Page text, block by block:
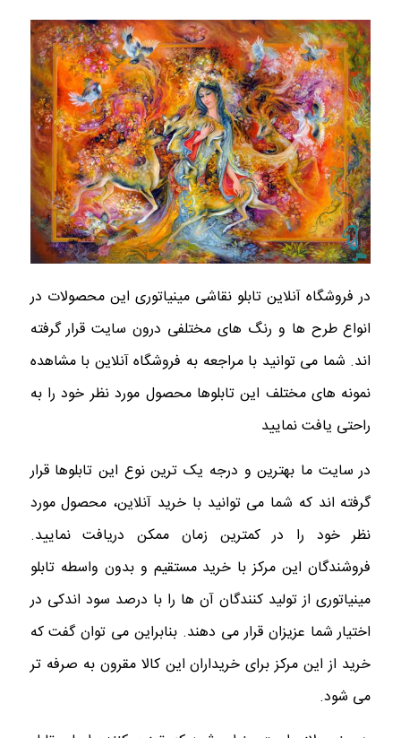
در فروشگاه آنلاین تابلو نقاشی مینیاتوری این محصولات در
انواع طرح ها و رنگ های مختلفی درون سایت قرار گرفته
اند. شما می توانید با مراجعه به فروشگاه آنلاین با مشاهده
نمونه های مختلف این تابلوها محصول مورد نظر خود را به
راحتی یافت نمایید‌
در سایت ما بهترین و درجه یک ترین نوع این تابلوها قرار
گرفته اند که شما می توانید با خرید آنلاین، محصول مورد
نظر خود را در کمترین زمان ممکن دریافت نمایید.
فروشندگان این مرکز با خرید مستقیم و بدون واسطه تابلو
مینیاتوری از تولید کنندگان آن ها را با درصد سود اندکی در
اختیار شما عزیزان قرار می دهند. بنابراین می توان گفت که
خرید از این مرکز برای خریداران این کالا مقرون به صرفه تر
می شود.